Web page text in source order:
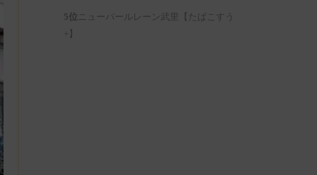
ニューパールレーン武里【たばこすう
+】